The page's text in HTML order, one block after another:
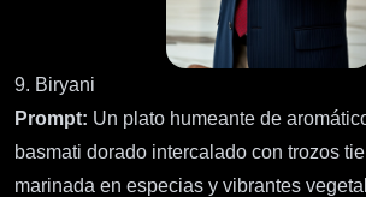
9. Biryani
Prompt: Un plato humeante de
basmati dorado intercalado con trozos
marinada en especias y vibrantes